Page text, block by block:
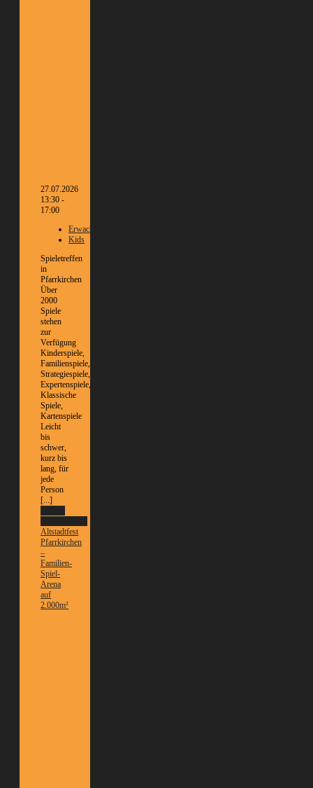
27.07.2026
13:30 -
17:00
Erwachsene
Kids
Spieletreffen
in
Pfarrkirchen
Über
2000
Spiele
stehen
zur
Verfügung
Kinderspiele,
Familienspiele,
Strategiespiele,
Expertenspiele,
Klassische
Spiele,
Kartenspiele
Leicht
bis
schwer,
kurz bis
lang, für
jede
Person
[...]
Altstadtfest
Pfarrkirchen
–
Familien-
Spiel-
Arena
auf
2.000m²